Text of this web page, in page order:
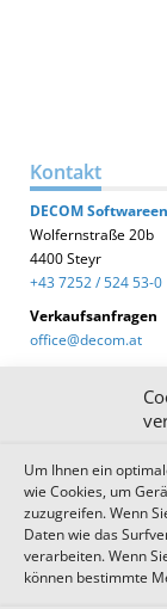
Um Ihnen ein
wie Cookies, um
zuzugreifen. Wenn
Daten wie das
verarbeiten. Wenn
können bestimmte
Kontakt
DECOM
Wolfernstraße 20b
4400 Steyr
+43 7252 / 524 53-0
Verkaufsanfragen
office@decom.at
DECOM News
Zum Newsletter